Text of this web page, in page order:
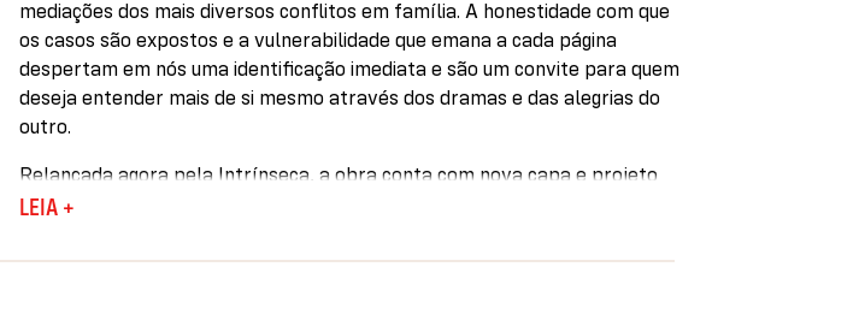
mediações dos mais diversos conflitos em família. A honestidade com que
os casos são expostos e a vulnerabilidade que emana a cada página
despertam em nós uma identificação imediata e são um convite para quem
deseja entender mais de si mesmo através dos dramas e das alegrias do
outro.
Relançada agora pela Intrínseca, a obra conta com nova capa e projeto
gráfico, além de prefácio assinado por Ana Maria Machado.
LEIA +